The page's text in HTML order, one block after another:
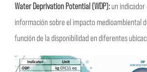
Water Deprivation Potential (WDP):un
información sobre el impacto medioambiental
función de la disponibilidad en diferentes